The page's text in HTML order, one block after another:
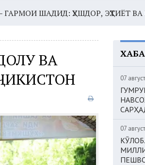
ҲУШДОР, ЭҲТИЁТ ВА РОҲҲОИ
ВА
07
07